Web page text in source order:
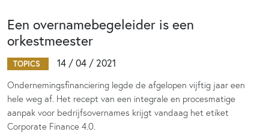
Een overnamebegeleider is een
orkestmeester
TOPICS 14 / 04 / 2021
Ondernemingsfinanciering legde de afgelopen vijftig jaar een
hele weg af. Het recept van een integrale en procesmatige
aanpak voor bedrijfsovernames krijgt vandaag het etiket
Corporate Finance 4.0.